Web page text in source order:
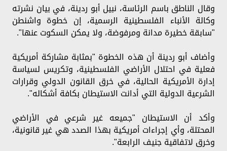
وقال الناطق باسم الرئاسة، نبيل أبو ردينة، في بيان نشرته
وكالة الأنباء الفلسطينية الرسمية، إن خطوة واشنطن
"سابقة خطيرة مدانة ومرفوضة، ولا يمكن السكوت عنها".
وأضاف أبو ردينة أن هذه الخطوة "بمثابة مشاركة أمريكية
فعلية في احتلال الأراضي الفلسطينية، وتكريس لسياسة
إدارة الأمريكية الحالية، في خرق القانون الدولي وقرارات
الشرعية الدولية التي أدانت الاستيطان بكافة أشكاله".
وأكد أن الاستيطان "جميعه غير شرعي في الأراضي
المحتلة، وأي إجراءات أمريكية بهذا الصدد هي غير قانونية،
وخرق لاتفاقية جنيف الرابعة".